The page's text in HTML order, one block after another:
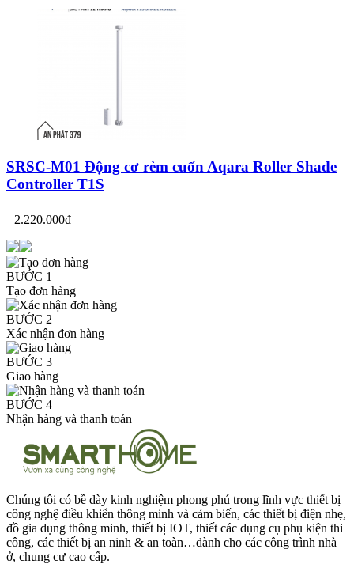
SRSC-M01 Động cơ rèm cuốn Aqara Roller Shade
Controller T1S
2.220.000đ
BƯỚC 1
Tạo đơn hàng
BƯỚC 2
Xác nhận đơn hàng
BƯỚC 3
Giao hàng
BƯỚC 4
Nhận hàng và thanh toán
Chúng tôi có bề dày kinh nghiệm phong phú trong lĩnh vực thiết bị
công nghệ điều khiển thông minh và cảm biến, các thiết bị điện nhẹ,
đồ gia dụng thông minh, thiết bị IOT, thiết các dụng cụ phụ kiện thi
công, các thiết bị an ninh & an toàn…dành cho các công trình nhà
ở, chung cư cao cấp.